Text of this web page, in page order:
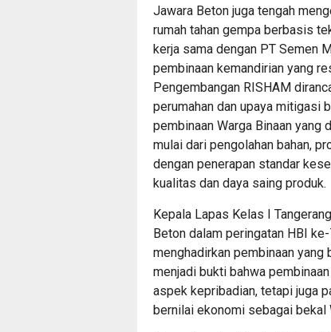
Jawara Beton juga tengah
rumah tahan gempa berbasis
kerja sama dengan PT Semen
pembinaan kemandirian yang
Pengembangan RISHAM
perumahan dan upaya mitigasi
pembinaan Warga Binaan
mulai dari pengolahan bahan,
dengan penerapan standar
kualitas dan daya saing produk.
Kepala Lapas Kelas I
Beton dalam peringatan HBI
menghadirkan pembinaan
menjadi bukti bahwa
aspek kepribadian, tetapi juga
bernilai ekonomi sebagai bekal